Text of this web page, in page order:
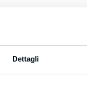
Dettagli